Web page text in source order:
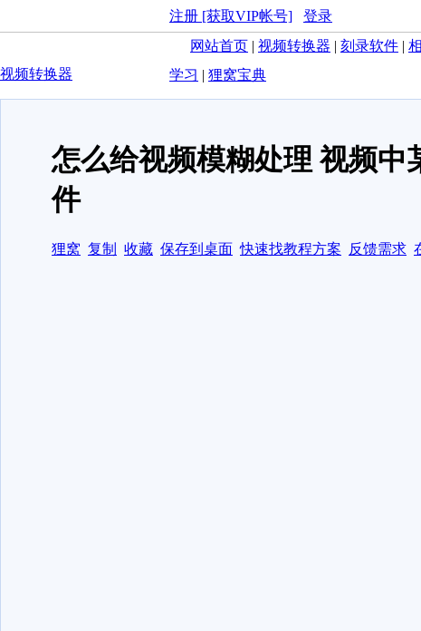
注册 [获取VIP帐号]
登录
网站首页 | 视频转换器 | 刻录软件 |
学习 | 狸窝宝典
视频转换器
怎么给视频模糊处理 视频
件
狸窝 复制 收藏 保存到桌面 快速找教程方案 反馈需求